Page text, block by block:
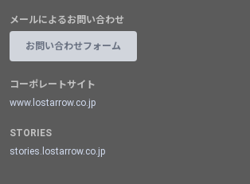
メールによるお問い合わせ
お問い合わせフォーム
コーポレートサイト
www.lostarrow.co.jp
STORIES
stories.lostarrow.co.jp